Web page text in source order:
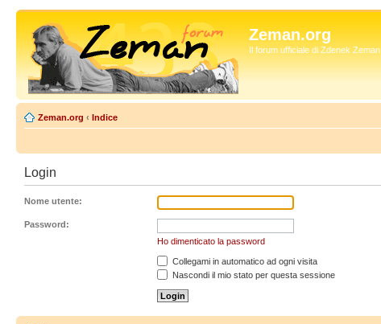
Zeman.org
Il forum ufficiale di Zdenek Zeman
Zeman.org ‹ Indice
Login
Nome utente:
Password:
Ho dimenticato la password
Collegami in automatico ad ogni visita
Nascondi il mio stato per questa sessione